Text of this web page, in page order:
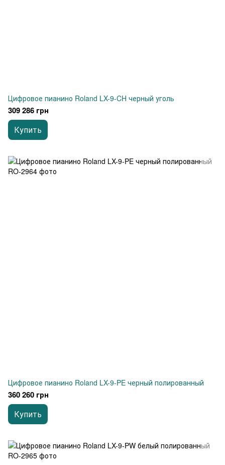
Цифровое пианино Roland LX-9-CH черный уголь
309 286 грн
Купить
Цифровое пианино Roland LX-9-PE черный полированный
360 260 грн
Купить